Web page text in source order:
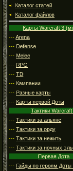
Каталог статей
Каталог файлов
Карты Warcraft 3
---Arena
--- Defense
--- Melee
--- RPG
--- TD
--- Кампании
--- Разные карты
--- Карты первой Доты
Тактики Warcraft
--- Тактики за альянс
--- Тактики за орду
--- Тактики за нежить
--- Тактики за ночных
Первая Дота
--- Гайды по героям Доты